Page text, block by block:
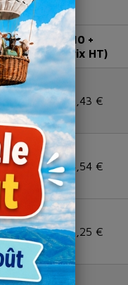
10 +
(prix HT)
53,43 €
64,54 €
58,25 €